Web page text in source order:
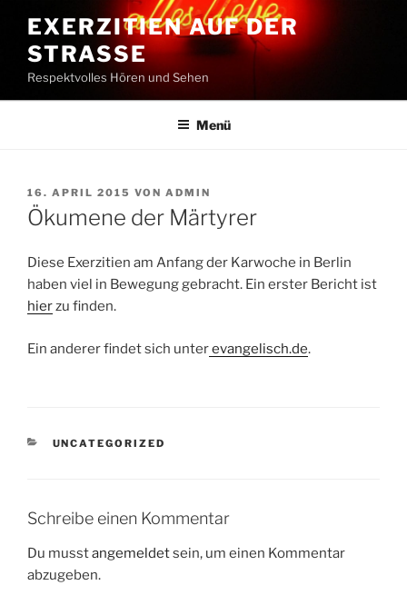
Inhalt
springen
EXERZITIEN AUF DER
STRASSE
Respektvolles Hören und Sehen
Menü
VERÖFFENTLICHT
AM
16. APRIL 2015 VON ADMIN
Ökumene der Märtyrer
Diese Exerzitien am Anfang der Karwoche in Berlin
haben viel in Bewegung gebracht. Ein erster Bericht ist
hierzu finden.
Ein anderer findet sich unterevangelisch.de.
KATEGORIEN
UNCATEGORIZED
Schreibe einen Kommentar
Du musstangemeldetsein, um einen Kommentar
abzugeben.